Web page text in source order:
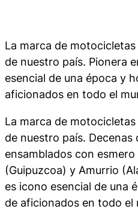
La marca de
de nuestro país. Pionera
esencial de una época y
aficionados en todo el
La marca de
de nuestro país.
ensamblados con
(Guipuzcoa) y Amurrio
es icono esencial de una
de aficionados en todo el